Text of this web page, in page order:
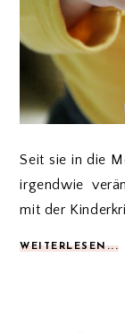
Seit sie in die
irgendwie
mit der
WEITERLESEN...